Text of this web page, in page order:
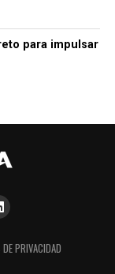
para impulsar
PRIVACIDAD